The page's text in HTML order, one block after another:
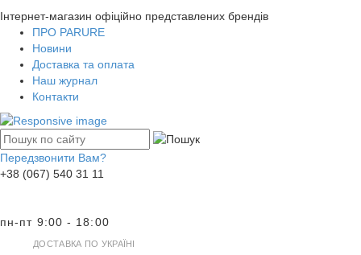
Інтернет-магазин офіційно представлених брендів
ПРО PARURE
Новини
Доставка та оплата
Наш журнал
Контакти
Передзвонити Вам?
+38 (067) 540 31 11
пн-пт 9:00 - 18:00
ДОСТАВКА ПО УКРАЇНІ